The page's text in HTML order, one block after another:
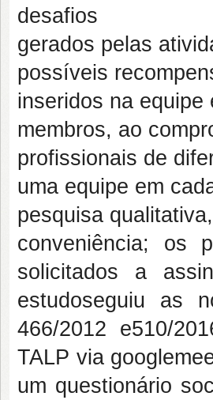
desafios
gerados pelas
possíveis
inseridos na
membros, ao
profissionais de
uma equipe em
pesquisa
conveniência; os
solicitados a
estudoseguiu as
466/2012 e510/
TALP via
um questionário